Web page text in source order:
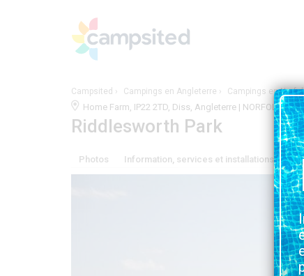
Campsited Campings en Angleterre Campings en
Home Farm, IP22 2TD, Diss, Angleterre | NORFOLK
Riddlesworth Park
Photos Information, services et installations